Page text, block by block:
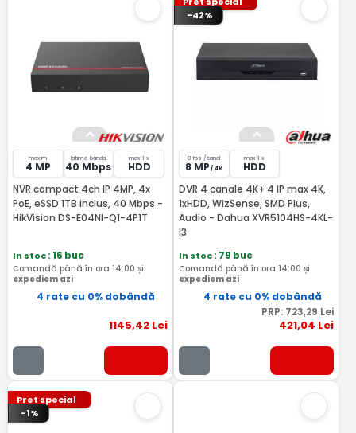
maxim
4 MP
latime banda
40 Mbps
max 1 x
HDD
NVR compact 4ch IP 4MP, 4x
PoE, eSSD 1TB inclus, 40 Mbps -
HikVision DS-E04NI-Q1-4P1T
In stoc: 16 buc
Comandă până în ora 14:00 și
expediem azi
4 rate cu 0% dobândă
1145,42Lei
-42%
8 fps /canal
8 MP / 4K
max 1 x
HDD
DVR 4 canale 4K+ 4 IP max 4K,
1xHDD, WizSense, SMD Plus,
Audio - Dahua XVR5104HS-4KL-
I3
In stoc: 79 buc
Comandă până în ora 14:00 și
expediem azi
4 rate cu 0% dobândă
PRP: 723,29 Lei
421,04 Lei
Pret special
-1%